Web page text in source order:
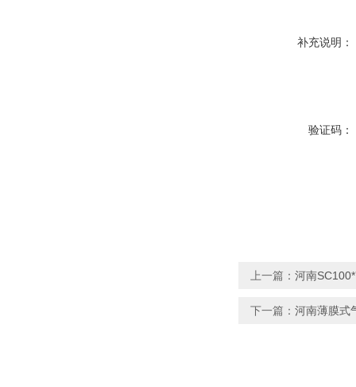
补充说明：
验证码：
上一篇： 河南
下一篇： 河南薄膜式